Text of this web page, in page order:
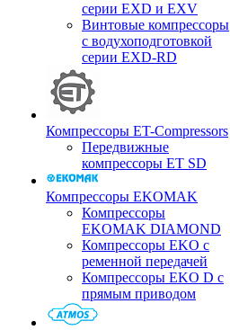
серии EXD и EXV
Винтовые компрессоры
с водухоподготовкой
серии EXD-RD
Компрессоры ET-Compressors
Передвижные
компрессоры ET SD
Компрессоры EKOMAK
Компрессоры
EKOMAK DIAMOND
Компрессоры EKO c
ременной передачей
Компрессоры EKO D с
прямым приводом